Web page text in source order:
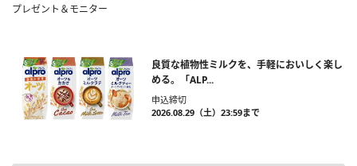
プレゼント＆モニター
良質な植物性ミルクを、手軽においしく楽し
める。「ALP...
申込締切
2026.08.29（土）23:59まで